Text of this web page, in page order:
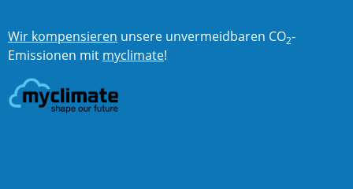
Wir kompensieren unsere unvermeidbaren CO2-
Emissionen mit myclimate!